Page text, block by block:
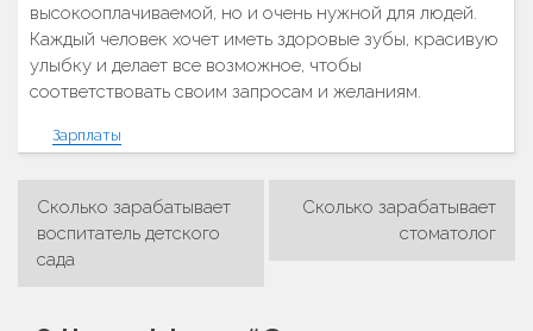
высокооплачиваемой, но и очень нужной для людей.
Каждый человек хочет иметь здоровые зубы, красивую
улыбку и делает все возможное, чтобы
соответствовать своим запросам и желаниям.
Зарплаты
Навигация
по
Сколько зарабатывает
воспитатель детского
сада
Сколько зарабатывает
стоматолог